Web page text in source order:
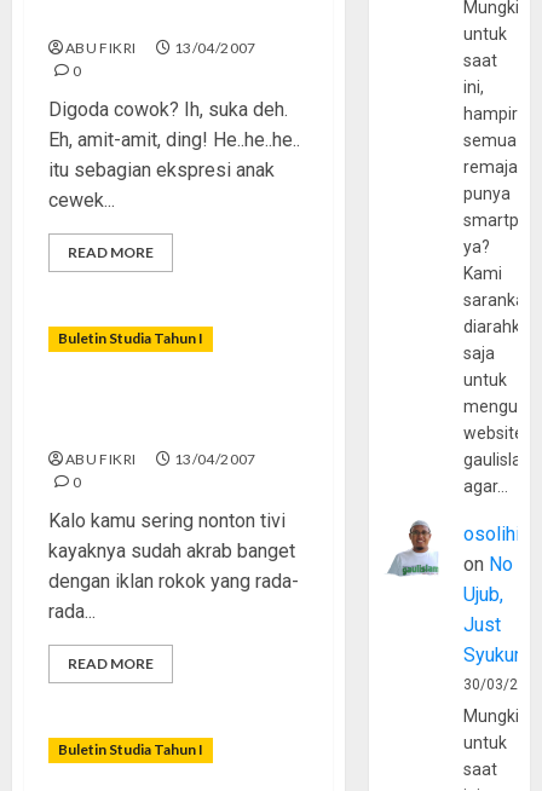
ABU FIKRI
13/04/2007
0
Digoda cowok? Ih, suka deh.
Eh, amit-amit, ding! He..he..he..
itu sebagian ekspresi anak
cewek...
READ MORE
Buletin Studia Tahun I
ABU FIKRI
13/04/2007
0
Kalo kamu sering nonton tivi
kayaknya sudah akrab banget
dengan iklan rokok yang rada-
rada...
READ MORE
Buletin Studia Tahun I
Mungkin
untuk
saat
ini,
hampir
semua
remaja
punya
ya?
Kami
sarankan,
diarahkan
saja
untuk
website
agar…
osolihin
on No
Ujub,
Just
Syukur
30/03/
Mungkin
untuk
saat